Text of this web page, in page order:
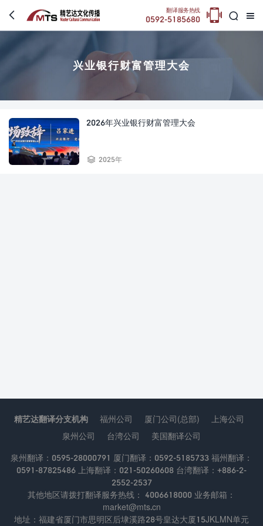
 

翻译服务热线
0592-5185680 
兴业银行财富管理大会
2026年兴业银行财富管理大会
 2025年
精艺达翻译分支机构 福州公司 厦门公司(总部)
上海公司
泉州公司
台湾公司 美国翻译公司
泉州翻译：0595-28000791 厦门翻译：0592-5185733 福州翻译：
0591-87825486 上海翻译：021-50260608 台湾翻译：+886-2-
2552-2537
其他地区请拨打翻译服务热线： 4006618000 业务邮箱：
market@mts.cn
地址：福建省厦门市思明区后埭溪路28号皇达大厦15JKLMN单元